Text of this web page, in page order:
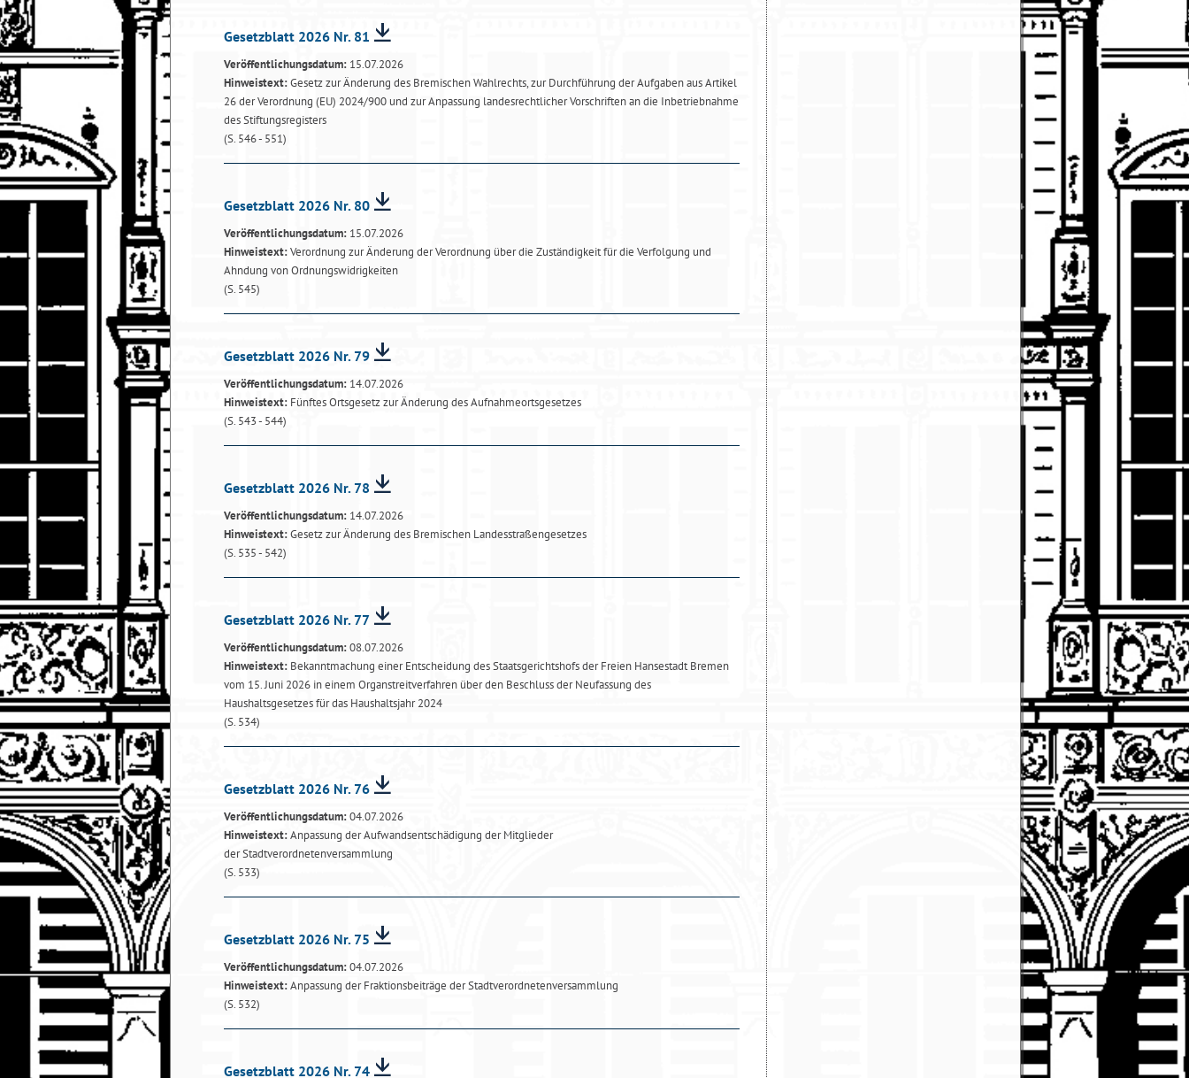
Gesetzblatt 2026 Nr. 81
Veröffentlichungsdatum: 15.07.2026
Hinweistext:Gesetz zur Änderung des Bremischen Wahlrechts, zur Durchführung der Aufgaben aus Artikel
26 der Verordnung (EU) 2024/900 und zur Anpassung landesrechtlicher Vorschriften an die Inbetriebnahme
des Stiftungsregisters
(S. 546 - 551)
Gesetzblatt 2026 Nr. 80
Veröffentlichungsdatum: 15.07.2026
Hinweistext:Verordnung zur Änderung der Verordnung über die Zuständigkeit für die Verfolgung und
Ahndung von Ordnungswidrigkeiten
(S. 545)
Gesetzblatt 2026 Nr. 79
Veröffentlichungsdatum: 14.07.2026
Hinweistext: Fünftes Ortsgesetz zur Änderung des Aufnahmeortsgesetzes
(S. 543 - 544)
Gesetzblatt 2026 Nr. 78
Veröffentlichungsdatum: 14.07.2026
Hinweistext:Gesetz zur Änderung des Bremischen Landesstraßengesetzes
(S. 535 - 542)
Gesetzblatt 2026 Nr. 77
Veröffentlichungsdatum:08.07.2026
Hinweistext: Bekanntmachung einer Entscheidung des Staatsgerichtshofs der Freien Hansestadt Bremen
vom 15. Juni 2026 in einem Organstreitverfahren über den Beschluss der Neufassung des
Haushaltsgesetzes für das Haushaltsjahr 2024
(S. 534)
Gesetzblatt 2026 Nr. 76
Veröffentlichungsdatum:04.07.2026
Hinweistext:Anpassung der Aufwandsentschädigung der Mitglieder
der Stadtverordnetenversammlung
(S. 533)
Gesetzblatt 2026 Nr. 75
Veröffentlichungsdatum:04.07.2026
Hinweistext:Anpassung der Fraktionsbeiträge der Stadtverordnetenversammlung
(S. 532)
Gesetzblatt 2026 Nr. 74